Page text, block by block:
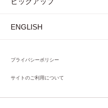
ENGLISH
プライバシーポリシー
サイトのご利用について